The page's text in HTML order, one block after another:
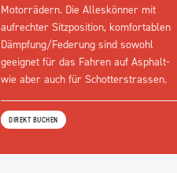
Motorrädern. Die Alleskönner mit
aufrechter Sitzposition, komfortablen
Dämpfung/Federung sind sowohl
geeignet für das Fahren auf Asphalt-
wie aber auch für Schotterstrassen.
DIREKT BUCHEN